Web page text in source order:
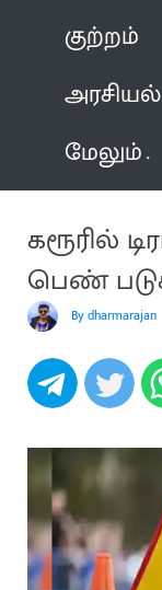
குற்றம்
அரசியல்
மேலும்
கரூரில்
பெண்
By dharmarajan